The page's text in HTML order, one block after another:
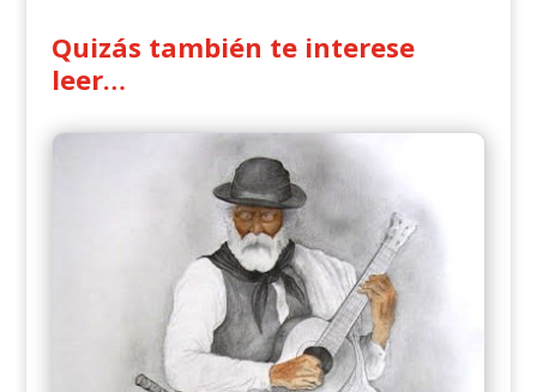
Quizás también te interese
leer…